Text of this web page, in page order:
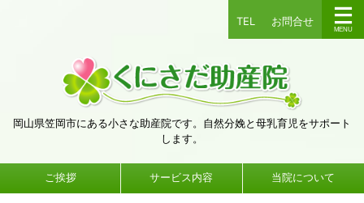
TEL お問合せ
岡山県笠岡市にある小さな助産院です。自然分娩と母乳育児をサポート
します。
ご挨拶 サービス内容 当院について